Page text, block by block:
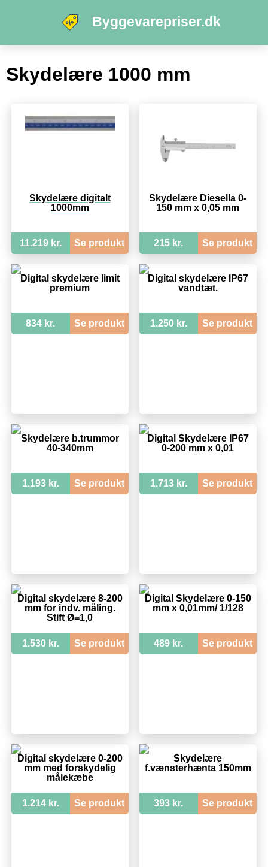
Byggevarepriser.dk
Skydelære 1000 mm
Skydelære digitalt
1000mm
11.219 kr. Se produkt
Skydelære Diesella 0-
150 mm x 0,05 mm
215 kr. Se produkt
Digital skydelære limit
premium
834 kr. Se produkt
Digital skydelære IP67
vandtæt.
1.250 kr. Se produkt
Skydelære b.trummor
40-340mm
1.193 kr. Se produkt
Digital Skydelære IP67
0-200 mm x 0,01
1.713 kr. Se produkt
Digital skydelære 8-200
mm for indv. måling.
Stift Ø=1,0
1.530 kr. Se produkt
Digital Skydelære 0-150
mm x 0,01mm/ 1/128
489 kr. Se produkt
Digital skydelære 0-200
mm med forskydelig
målekæbe
1.214 kr. Se produkt
Skydelære
f.vænsterhænta 150mm
393 kr. Se produkt